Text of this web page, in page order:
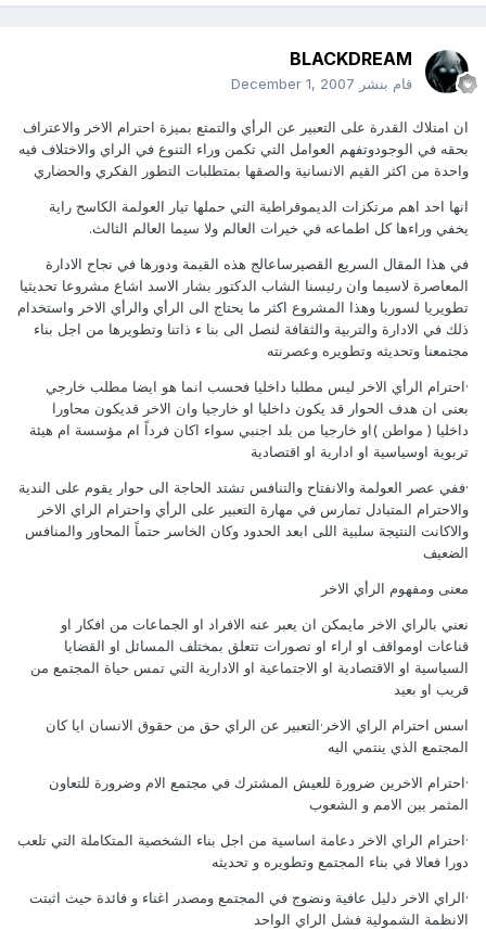
BLACKDREAM
قام بنشر December 1, 2007
ان امتلاك القدرة على التعبير عن الرأي والتمتع بميزة احترام الاخر والاعتراف
بحقه في الوجودوتفهم العوامل التي تكمن وراء التنوع في الراي والاختلاف فيه
واحدة من اكثر القيم الانسانية والصقها بمتطلبات التطور الفكري والحضاري
انها احد اهم مرتكزات الديموقراطية التي حملها تيار العولمة الكاسح راية
يخفي وراءها كل اطماعه في خيرات العالم ولا سيما العالم الثالث.
في هذا المقال السريع القصيرساعالج هذه القيمة ودورها في نجاح الادارة
المعاصرة لاسيما وان رئيسنا الشاب الدكتور بشار الاسد اشاع مشروعا تحديثيا
تطويريا لسوريا وهذا المشروع اكثر ما يحتاج الى الرأي والرأي الاخر واستخدام
ذلك في الادارة والتربية والثقافة لنصل الى بنا ء ذاتنا وتطويرها من اجل بناء
مجتمعنا وتحديثه وتطويره وعصرنته
·احترام الرأي الاخر ليس مطلبا داخليا فحسب انما هو ايضا مطلب خارجي
بعنى ان هدف الحوار قد يكون داخليا او خارجيا وان الاخر قديكون محاورا
داخليا ( مواطن )او خارجيا من بلد اجنبي سواء اكان فرداً ام مؤسسة ام هيئة
تربوية اوسياسية او ادارية او اقتصادية
·ففي عصر العولمة والانفتاح والتنافس تشتد الحاجة الى حوار يقوم على الندية
والاحترام المتبادل تمارس في مهارة التعبير على الرأي واحترام الراي الاخر
والاكانت النتيجة سلبية اللى ابعد الحدود وكان الخاسر حتماً المحاور والمنافس
الضعيف
معنى ومفهوم الرأي الاخر
نعني بالراي الاخر مايمكن ان يعبر عنه الافراد او الجماعات من افكار او
قناعات اومواقف او اراء او تصورات تتعلق بمختلف المسائل او القضايا
السياسية او الاقتصادية او الاجتماعية او الادارية التي تمس حياة المجتمع من
قريب او بعيد
اسس احترام الراي الاخر·التعبير عن الراي حق من حقوق الانسان ايا كان
المجتمع الذي ينتمي اليه
·احترام الاخرين ضرورة للعيش المشترك في مجتمع الام وضرورة للتعاون
المثمر بين الامم و الشعوب
·احترام الراي الاخر دعامة اساسية من اجل بناء الشخصية المتكاملة التي تلعب
دورا فعالا في بناء المجتمع وتطويره و تحديثه
·الراي الاخر دليل عافية ونضوج في المجتمع ومصدر اغناء و فائدة حيث اثبتت
الانظمة الشمولية فشل الراي الواحد